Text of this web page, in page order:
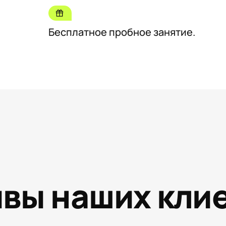
Бесплатное пробное занятие.
наших